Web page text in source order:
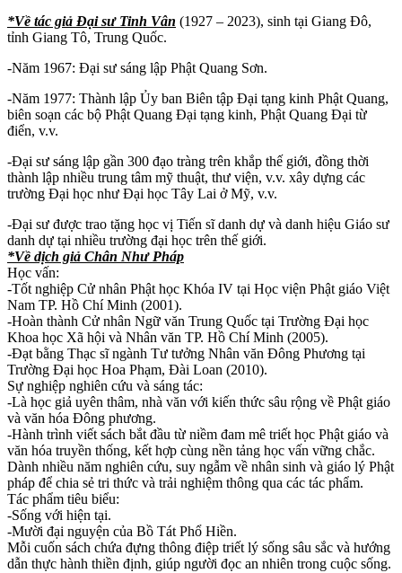
*Về tác giả Đại sư Tinh Vân (1927 – 2023), sinh tại Giang Đô,
tỉnh Giang Tô, Trung Quốc.
-Năm 1967: Đại sư sáng lập Phật Quang Sơn.
-Năm 1977: Thành lập Ủy ban Biên tập Đại tạng kinh Phật Quang,
biên soạn các bộ Phật Quang Đại tạng kinh, Phật Quang Đại từ
điển, v.v.
-Đại sư sáng lập gần 300 đạo tràng trên khắp thế giới, đồng thời
thành lập nhiều trung tâm mỹ thuật, thư viện, v.v. xây dựng các
trường Đại học như Đại học Tây Lai ở Mỹ, v.v.
-Đại sư được trao tặng học vị Tiến sĩ danh dự và danh hiệu Giáo sư
danh dự tại nhiều trường đại học trên thế giới.
*Về dịch giả Chân Như Pháp
Học vấn:
-Tốt nghiệp Cử nhân Phật học Khóa IV tại Học viện Phật giáo Việt
Nam TP. Hồ Chí Minh (2001).
-Hoàn thành Cử nhân Ngữ văn Trung Quốc tại Trường Đại học
Khoa học Xã hội và Nhân văn TP. Hồ Chí Minh (2005).
-Đạt bằng Thạc sĩ ngành Tư tưởng Nhân văn Đông Phương tại
Trường Đại học Hoa Phạm, Đài Loan (2010).
Sự nghiệp nghiên cứu và sáng tác:
-Là học giả uyên thâm, nhà văn với kiến thức sâu rộng về Phật giáo
và văn hóa Đông phương.
-Hành trình viết sách bắt đầu từ niềm đam mê triết học Phật giáo và
văn hóa truyền thống, kết hợp cùng nền tảng học vấn vững chắc.
Dành nhiều năm nghiên cứu, suy ngẫm về nhân sinh và giáo lý Phật
pháp để chia sẻ tri thức và trải nghiệm thông qua các tác phẩm.
Tác phẩm tiêu biểu:
-Sống với hiện tại.
-Mười đại nguyện của Bồ Tát Phổ Hiền.
Mỗi cuốn sách chứa đựng thông điệp triết lý sống sâu sắc và hướng
dẫn thực hành thiền định, giúp người đọc an nhiên trong cuộc sống.